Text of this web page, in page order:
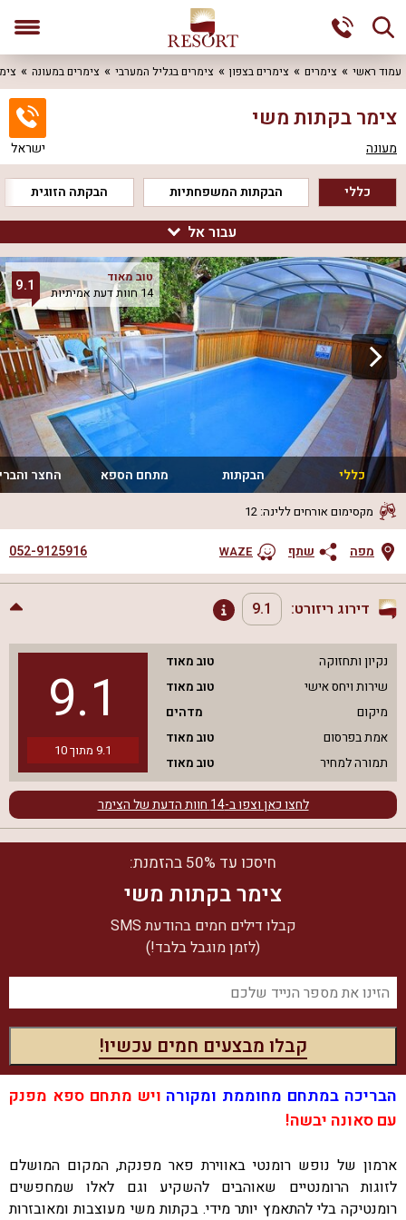
עמוד ראשי צימרים צימרים בצפון צימרים בגליל המערבי צימרים במעונה
צימר בקתות משי
מעונה ישראל
כללי הבקתות המשפחתיות הבקתה הזוגית
עבור אל
צימר בקתות משי
טוב מאוד
14 חוות דעת אמיתיות
9.1
כללי הבקתות מתחם הספא החצר
מקסימום אורחים ללינה:
12
מפה שתף WAZE
052-9125916
דירוג ריזורט: 9.1
נקיון ותחזוקה
טוב מאוד
שירות ויחס אישי
טוב מאוד
מיקום
מדהים
אמת בפרסום
טוב מאוד
תמורה למחיר
טוב מאוד
9.1
9.1 מתוך10
לחצו כאן וצפו ב-14 חוות הדעת של הצימר
חיסכו עד 50% בהזמנת:
צימר בקתות משי
קבלו דילים חמים בהודעת SMS
(לזמן מוגבל בלבד!)
הבריכה במתחם מחוממת ומקורה ויש מתחם ספא מפנק
עם סאונה יבשה!
ארמון של נופש רומנטי באווירת פאר מפנקת, המקום המושלם
לזוגות הרומנטיים שאוהבים להשקיע וגם לאלו שמחפשים
רומנטיקה בלי להתאמץ יותר מידי. בקתות משי מעוצבות ומאובזרות